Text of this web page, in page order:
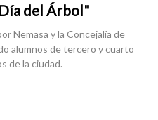
del Árbol"
Nemasa y la Concejalía de
alumnos de tercero y cuarto
de la ciudad.